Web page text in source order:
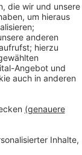
vierjährigen
ihm eine
unter
auf mehrere
anderem wegen
die